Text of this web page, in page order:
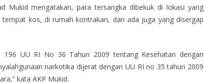
Mukid mengatakan, para tersangka dibekuk di lokasi yang
kos, di rumah kontrakan, dan ada juga yang disergap
196 UU RI No 36 Tahun 2009 tentang Kesehatan dengan
narkotika dijerat dengan UU RI no 35 tahun 2009
kata AKP Mukid.